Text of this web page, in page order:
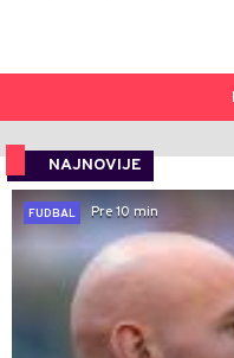
NAJNOVIJE
FUDBAL
Pre 10 min